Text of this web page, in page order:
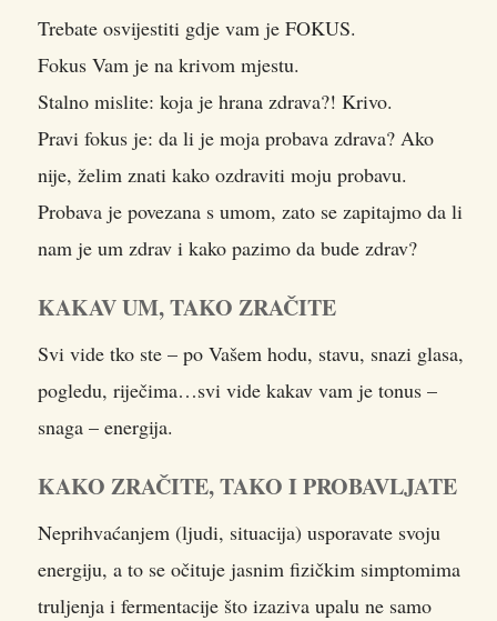
Trebate osvijestiti gdje vam je FOKUS.
Fokus Vam je na krivom mjestu.
Stalno mislite: koja je hrana zdrava?! Krivo.
Pravi fokus je: da li je moja probava zdrava? Ako
nije, želim znati kako ozdraviti moju probavu.
Probava je povezana s umom, zato se zapitajmo da li
nam je um zdrav i kako pazimo da bude zdrav?
KAKAV UM, TAKO ZRAČITE
Svi vide tko ste – po Vašem hodu, stavu, snazi glasa,
pogledu, riječima…svi vide kakav vam je tonus –
snaga – energija.
KAKO ZRAČITE, TAKO I PROBAVLJATE
Neprihvaćanjem (ljudi, situacija) usporavate svoju
energiju, a to se očituje jasnim fizičkim simptomima
truljenja i fermentacije što izaziva upalu ne samo